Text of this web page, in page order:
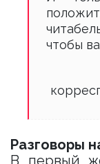
чтобы
Разговоры
В первый